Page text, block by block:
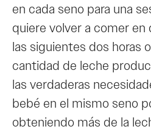
en cada seno para una
quiere volver a comer
las siguientes dos horas
cantidad de leche
las verdaderas
bebé en el mismo seno
obteniendo más de la